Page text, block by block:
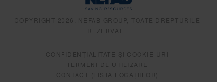
COPYRIGHT 2026, NEFAB GROUP, TOATE DREPTURILE
REZERVATE
CONFIDENȚIALITATE ȘI COOKIE-URI
TERMENI DE UTILIZARE
CONTACT (LISTA LOCAȚIILOR)